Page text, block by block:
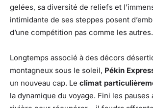
gelées, sa diversité de reliefs et
intimidante de ses steppes posent
d’une compétition pas comme les autres.
Longtemps associé à des décors
montagneux sous le soleil, Pékin
un nouveau cap. Le climat
la dynamique du voyage. Fini les pauses